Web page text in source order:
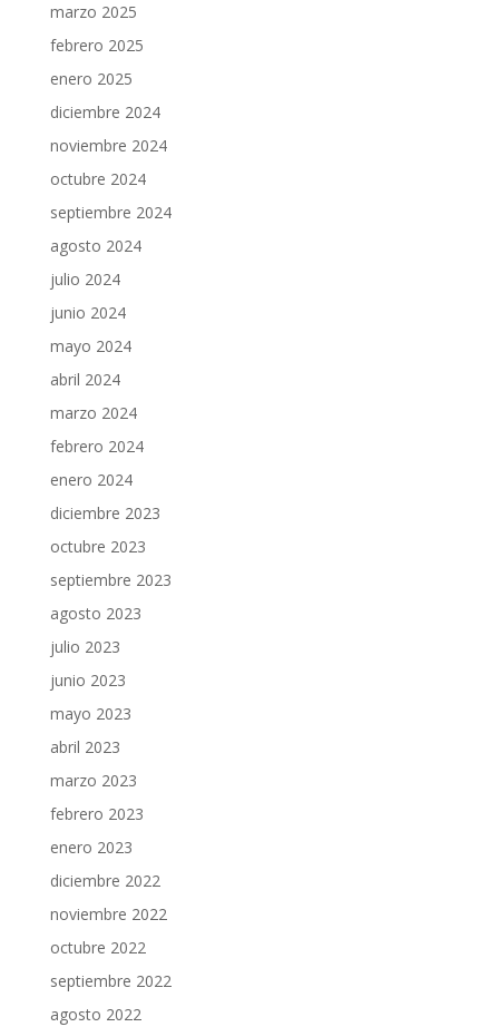
marzo 2025
febrero 2025
enero 2025
diciembre 2024
noviembre 2024
octubre 2024
septiembre 2024
agosto 2024
julio 2024
junio 2024
mayo 2024
abril 2024
marzo 2024
febrero 2024
enero 2024
diciembre 2023
octubre 2023
septiembre 2023
agosto 2023
julio 2023
junio 2023
mayo 2023
abril 2023
marzo 2023
febrero 2023
enero 2023
diciembre 2022
noviembre 2022
octubre 2022
septiembre 2022
agosto 2022